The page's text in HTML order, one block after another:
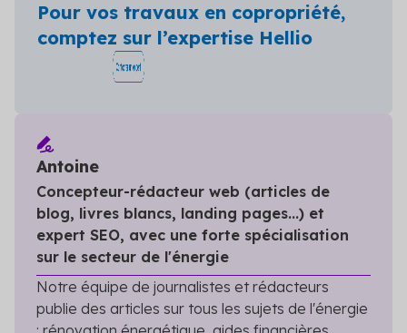
Pour vos travaux en copropriété,
comptez sur l’expertise Hellio
Antoine
Concepteur-rédacteur web (articles de
blog, livres blancs, landing pages...) et
expert SEO, avec une forte spécialisation
sur le secteur de l'énergie
Notre équipe de journalistes et rédacteurs
publie des articles sur tous les sujets de l'énergie